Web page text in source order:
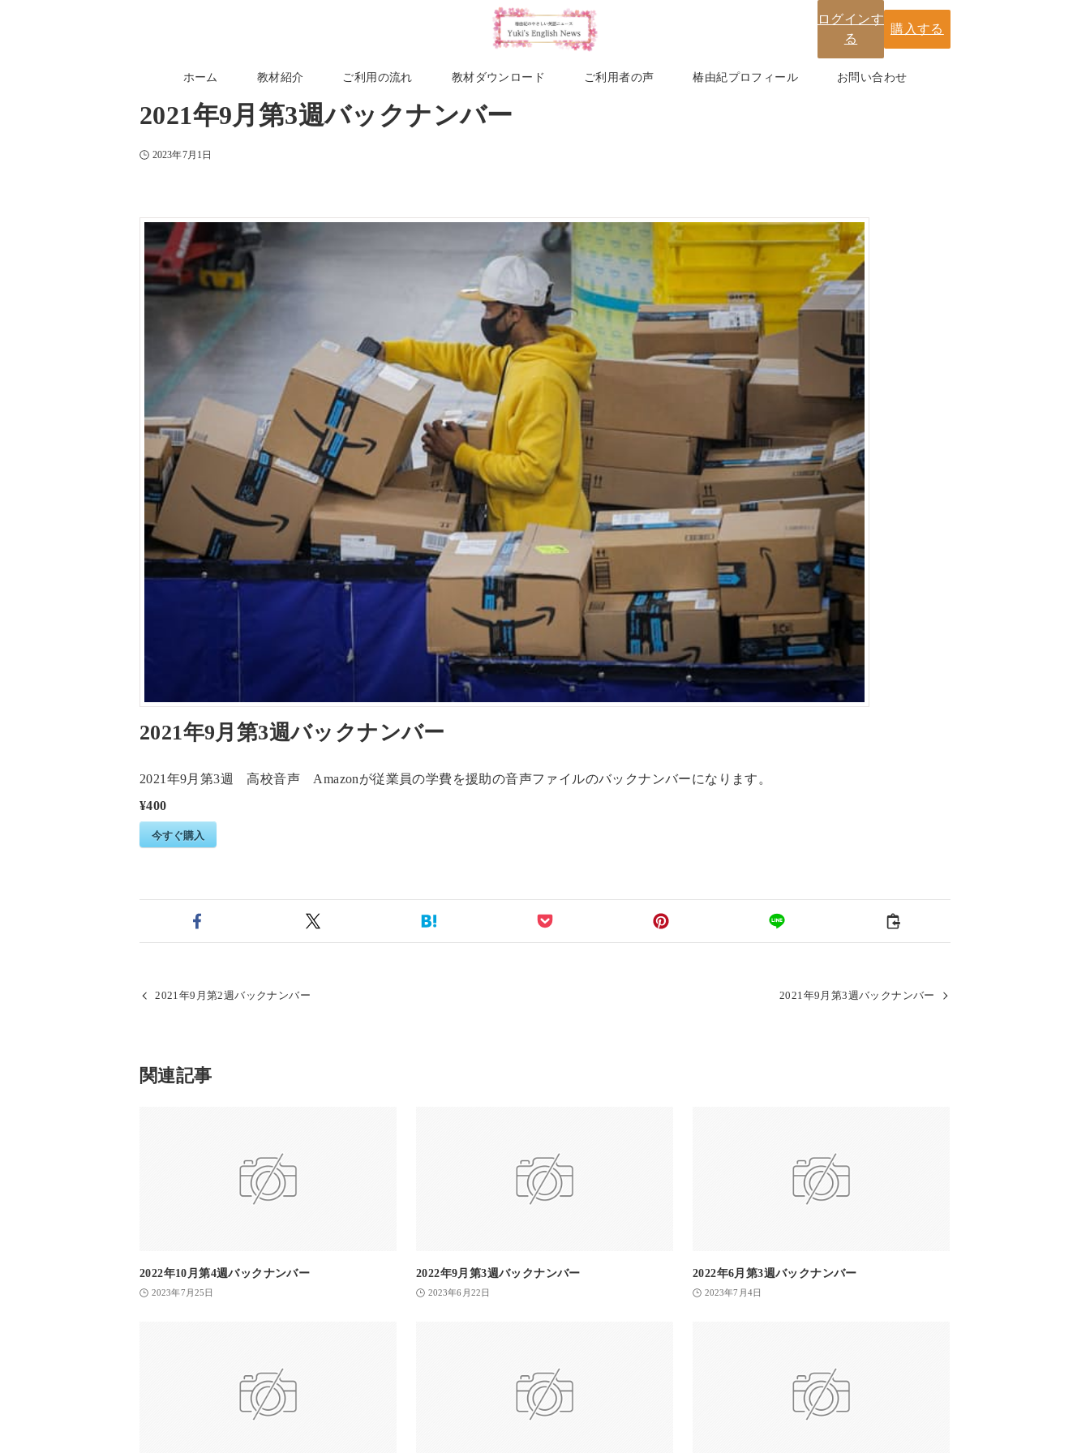
ログインす
る
購入する
ホーム 教材紹介 ご利用の流れ 教材ダウンロード ご利用者の声 椿由紀プロフィール お問い合わせ
2021年9月第3週バックナンバー
2023年7月1日
2021年9月第3週バックナンバー
2021年9月第3週 高校音声 Amazonが従業員の学費を援助の音声ファイルのバックナンバーになります。
¥400
今すぐ購入
2021年9月第2週バックナンバー 2021年9月第3週バックナンバー
関連記事
2022年10月第4週バックナンバー
2023年7月25日
2022年9月第3週バックナンバー
2023年6月22日
2022年6月第3週バックナンバー
2023年7月4日